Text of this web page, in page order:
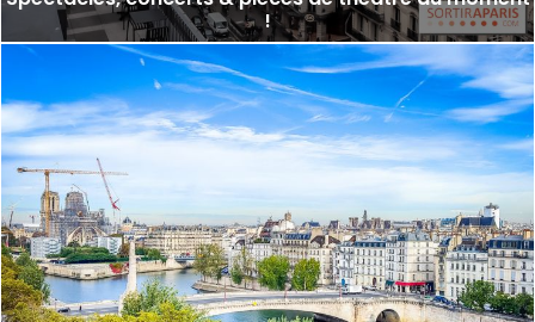
!